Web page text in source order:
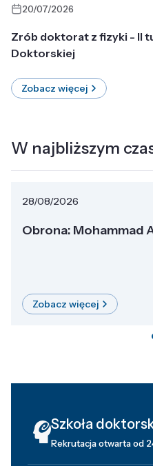
20/07/2026
Zrób doktorat z fizyki - II
Doktorskiej
Zobacz więcej
W najbliższym
28/08/2026
Obrona: Mohammad
Zobacz więcej
Szkoła
Rekrutacja otwarta od